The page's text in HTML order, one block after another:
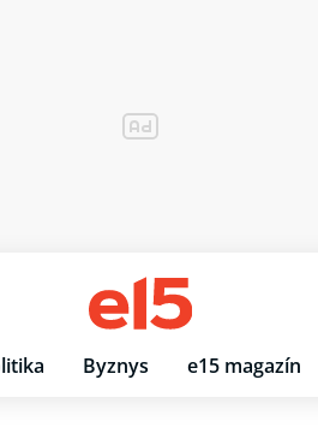
Byznys e15 magazín